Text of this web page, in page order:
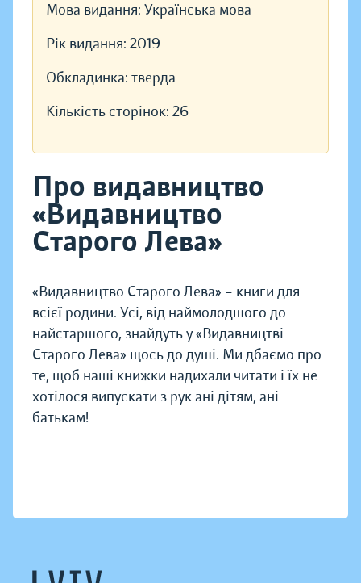
Мова видання: Українська мова
Рік видання: 2019
Обкладинка: тверда
Кількість сторінок: 26
Про видавництво
«Видавництво
Старого Лева»
«Видавництво Старого Лева» – книги для
всієї родини. Усі, від наймолодшого до
найстаршого, знайдуть у «Видавництві
Старого Лева» щось до душі. Ми дбаємо про
те, щоб наші книжки надихали читати і їх не
хотілося випускати з рук ані дітям, ані
батькам!